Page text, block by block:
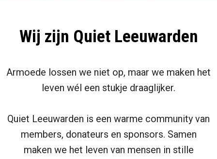
Wij zijn Quiet Leeuwarden
Armoede lossen we niet op, maar we maken het
leven wél een stukje draaglijker.
Quiet Leeuwarden is een warme community van
members, donateurs en sponsors. Samen
maken we het leven van mensen in stille